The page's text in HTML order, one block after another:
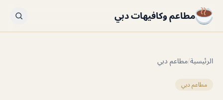
مطاعم وكافيهات دبي
الرئيسية/مطاعم دبي
مطاعم دبي